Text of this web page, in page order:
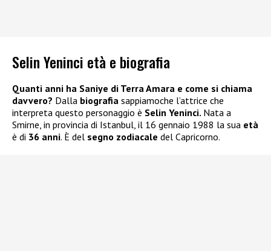
Selin Yeninci età e biografia
Quanti anni ha Saniye di Terra Amara e come si chiama
davvero? Dalla biografia sappiamoche l’attrice che
interpreta questo personaggio è Selin Yeninci. Nata a
Smirne, in provincia di Istanbul, il 16 gennaio 1988 la sua età
è di 36 anni. È del segno zodiacale del Capricorno.